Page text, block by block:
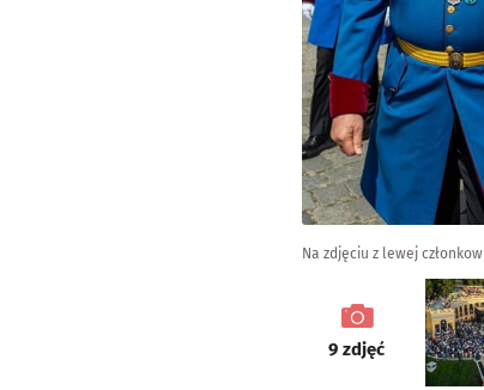
Na zdjęciu z lewej
galeria
9 zdjęć